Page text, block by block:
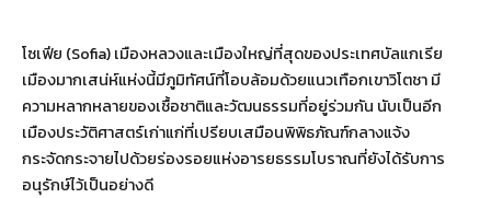
โซเฟีย (Sofia) เมืองหลวงและเมืองใหญ่ที่สุดของประเทศบัลแกเรีย
เมืองมากเสน่ห์แห่งนี้มีภูมิทัศน์ที่โอบล้อมด้วยแนวเทือกเขาวิโตชา มี
ความหลากหลายของเชื้อชาติและวัฒนธรรมที่อยู่ร่วมกัน นับเป็นอีก
เมืองประวัติศาสตร์เก่าแก่ที่เปรียบเสมือนพิพิธภัณฑ์กลางแจ้ง
กระจัดกระจายไปด้วยร่องรอยแห่งอารยธรรมโบราณที่ยังได้รับการ
อนุรักษ์ไว้เป็นอย่างดี